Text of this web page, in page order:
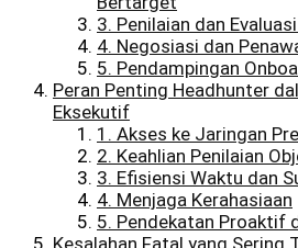
3. Penilaian dan
4. Negosiasi dan
5. Pendampingan
Peran Penting Headhunter
Eksekutif
1. Akses ke Jaringan
2. Keahlian Penilaian
3. Efisiensi Waktu dan
4. Menjaga Kerahasiaan
5. Pendekatan Proaktif